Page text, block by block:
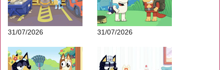
31/07/2026 31/07/2026